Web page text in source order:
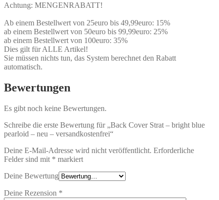
Achtung: MENGENRABATT!
Ab einem Bestellwert von 25euro bis 49,99euro: 15%
ab einem Bestellwert von 50euro bis 99,99euro: 25%
ab einem Bestellwert von 100euro: 35%
Dies gilt für ALLE Artikel!
Sie müssen nichts tun, das System berechnet den Rabatt
automatisch.
Bewertungen
Es gibt noch keine Bewertungen.
Schreibe die erste Bewertung für „Back Cover Strat – bright blue
pearloid – neu – versandkostenfrei“
Deine E-Mail-Adresse wird nicht veröffentlicht. Erforderliche
Felder sind mit * markiert
Deine Bewertung
Deine Rezension *